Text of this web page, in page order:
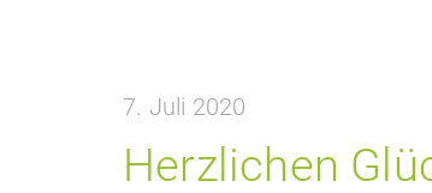
7. Juli 2020
Herzlichen